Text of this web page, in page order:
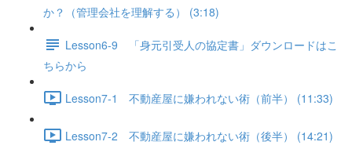
か？（管理会社を理解する） (3:18)
Lesson6-9 「身元引受人の協定書」ダウンロードはこ
ちらから
Lesson7-1 不動産屋に嫌われない術（前半） (11:33)
Lesson7-2 不動産屋に嫌われない術（後半） (14:21)